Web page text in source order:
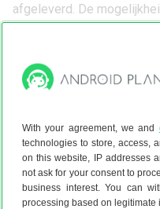
With your agreement, we and
technologies to store, access,
on this website, IP addresses
not ask for your consent to
business interest. You can
processing based on legitimate
afgeleverd. De
voor alle ontwikkelaars
ook instellen dat hun
ze een gesprek weigeren
Het toetsenbord in Ice
reageren dan eerst. Ook
spellingscontrole
tekst plakken en